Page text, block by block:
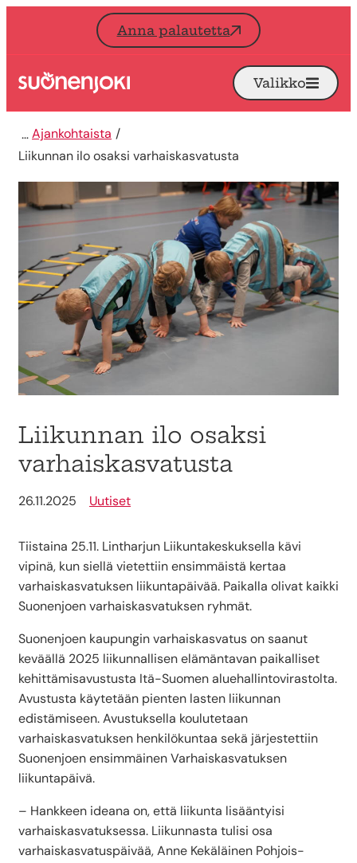
Siirry sisältöön
Anna palautetta
Etusivu Avaa
Valikko
Ajankohtaista
Liikunnan ilo osaksi varhaiskasvatusta
Liikunnan ilo osaksi
varhaiskasvatusta
26.11.2025 Uutiset
Tiistaina 25.11. Lintharjun Liikuntakeskuksella kävi
vipinä, kun siellä vietettiin ensimmäistä kertaa
varhaiskasvatuksen liikuntapäivää. Paikalla olivat kaikki
Suonenjoen varhaiskasvatuksen ryhmät.
Suonenjoen kaupungin varhaiskasvatus on saanut
keväällä 2025 liikunnallisen elämäntavan paikalliset
kehittämisavustusta Itä-Suomen aluehallintovirastolta.
Avustusta käytetään pienten lasten liikunnan
edistämiseen. Avustuksella koulutetaan
varhaiskasvatuksen henkilökuntaa sekä järjestettiin
Suonenjoen ensimmäinen Varhaiskasvatuksen
liikuntapäivä.
– Hankkeen ideana on, että liikunta lisääntyisi
varhaiskasvatuksessa. Liikunnasta tulisi osa
varhaiskasvatuspäivää, Anne Kekäläinen Pohjois-